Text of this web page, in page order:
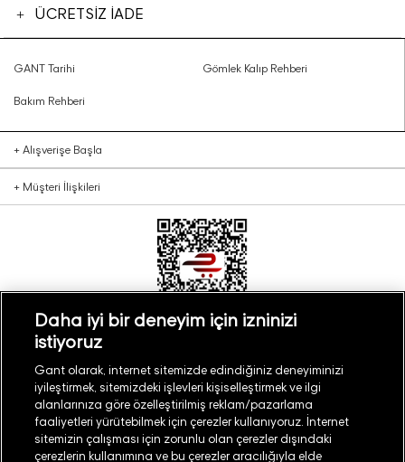
ÜCRETSİZ İADE
GANT Tarihi Gömlek Kalıp Rehberi
Bakım Rehberi
+ Alışverişe Başla
+ Müşteri İlişkileri
Türkiye Mağaza Bul
Daha iyi bir deneyim için izninizi
istiyoruz
Gant olarak, internet sitemizde edindiğiniz deneyiminizi
iyileştirmek, sitemizdeki işlevleri kişiselleştirmek ve ilgi
alanlarınıza göre özelleştirilmiş reklam/pazarlama
faaliyetleri yürütebilmek için çerezler kullanıyoruz. İnternet
sitemizin çalışması için zorunlu olan çerezler dışındaki
çerezlerin kullanımına ve bu çerezler aracılığıyla elde